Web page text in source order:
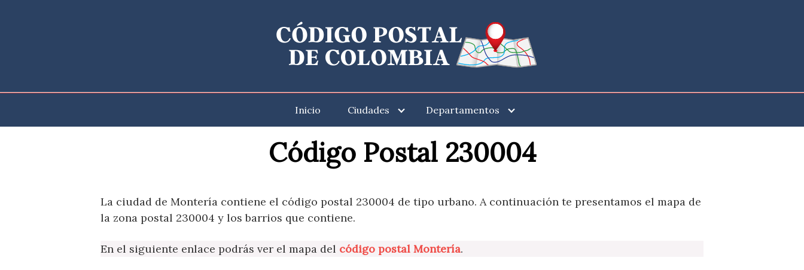
Inicio Ciudades Departamentos
Código Postal 230004
La ciudad de Montería contiene el código postal 230004 de tipo urbano. A continuación te presentamos el mapa de
la zona postal 230004 y los barrios que contiene.
En el siguiente enlace podrás ver el mapa del código postal Montería.